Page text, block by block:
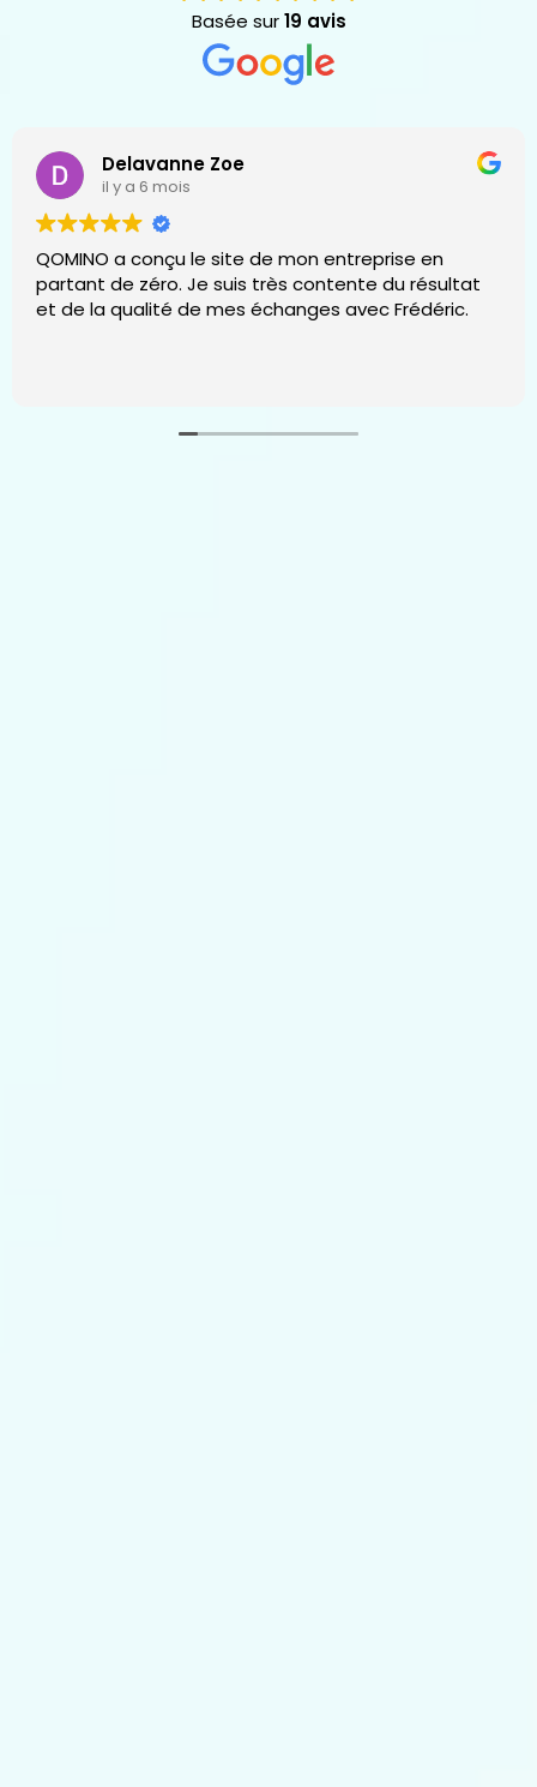
Basée sur19 avis
Delavanne Zoe
il y a 6 mois
QOMINO a conçu le site de mon entreprise en
partant de zéro. Je suis très contente du résultat
et de la qualité de mes échanges avec Frédéric.